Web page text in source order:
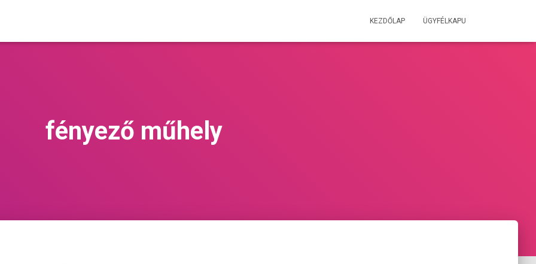
KEZDŐLAP ÜGYFÉLKAPU
fényező műhely